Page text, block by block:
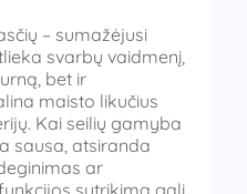
– sumažėjusi
svarbų vaidmenį,
bet ir
maisto likučius
Kai seilių gamyba
sausa, atsiranda
ar
sutrikimą gali